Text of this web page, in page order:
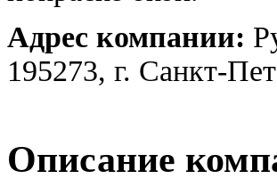
Адрес компании:
195273, г. Санкт-
Описание